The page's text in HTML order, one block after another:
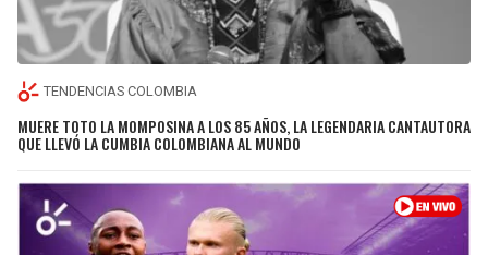
TENDENCIAS COLOMBIA
MUERE TOTO LA MOMPOSINA A LOS 85 AÑOS, LA LEGENDARIA CANTAUTORA
QUE LLEVÓ LA CUMBIA COLOMBIANA AL MUNDO